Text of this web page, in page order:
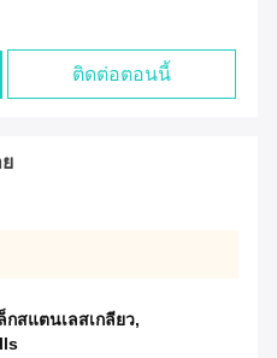
ติดต่อตอนนี้
สแตนเลสเกลียว,